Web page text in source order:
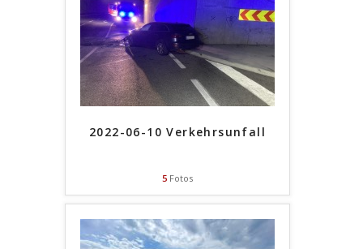
2022-06-10 Verkehrsunfall
5Fotos